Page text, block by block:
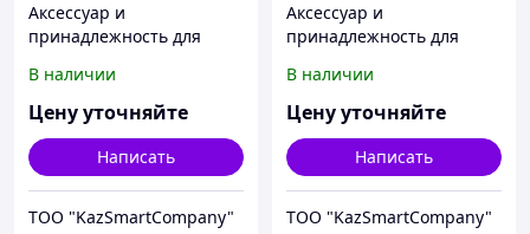
Аксессуар и
принадлежность для
калибровки Fluke
Calibration 7526A case
В наличии
Цену уточняйте
Написать
ТОО "KazSmartCompany"
Аксессуар и
принадлежность для
калибровки Fluke
Calibration 3901-13
В наличии
Цену уточняйте
Написать
ТОО "KazSmartCompany"